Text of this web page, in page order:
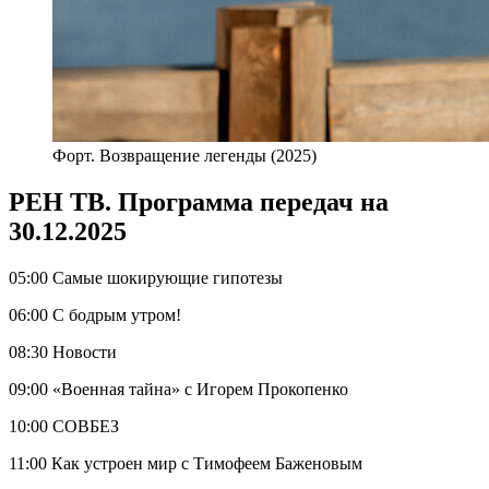
Форт. Возвращение легенды (2025)
РЕН ТВ. Программа передач на
30.12.2025
05:00 Самые шокирующие гипотезы
06:00 С бодрым утром!
08:30 Новости
09:00 «Военная тайна» с Игорем Прокопенко
10:00 СОВБЕЗ
11:00 Как устроен мир с Тимофеем Баженовым